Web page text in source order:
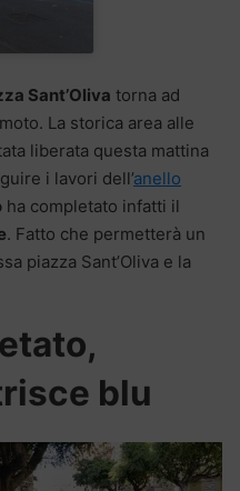
Sant’Oliva torna ad
La storica area alle
liberata questa mattina
i lavori dell’anello
ha completato infatti il
. Fatto che permetterà un
piazza Sant’Oliva e la
blu